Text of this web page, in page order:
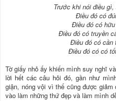
Trước khi nói điều
Điều đó có
Điều đó có
Điều đó có truyền
Điều đó có cần
Điều đó có có
Tờ giấy nhỏ ấy khiến mình suy nghĩ
lời hết các câu hỏi đó, gần như
giận, nóng vội vì thế cũng được
vào làm những thứ đẹp và làm mình